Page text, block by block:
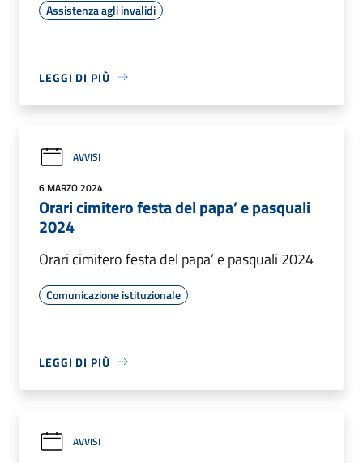
Assistenza agli invalidi
LEGGI DI PIÙ
AVVISI
6 MARZO 2024
Orari cimitero festa del papa’ e pasquali
2024
Orari cimitero festa del papa’ e pasquali 2024
Comunicazione istituzionale
LEGGI DI PIÙ
AVVISI